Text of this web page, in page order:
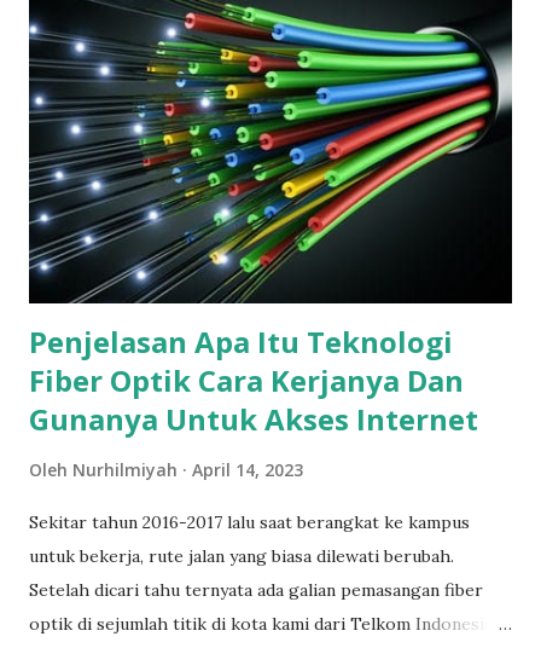
Penjelasan Apa Itu Teknologi
Fiber Optik Cara Kerjanya Dan
Gunanya Untuk Akses Internet
Oleh Nurhilmiyah April 14, 2023
Sekitar tahun 2016-2017 lalu saat berangkat ke kampus
untuk bekerja, rute jalan yang biasa dilewati berubah.
Setelah dicari tahu ternyata ada galian pemasangan fiber
optik di sejumlah titik di kota kami dari Telkom Indonesia .